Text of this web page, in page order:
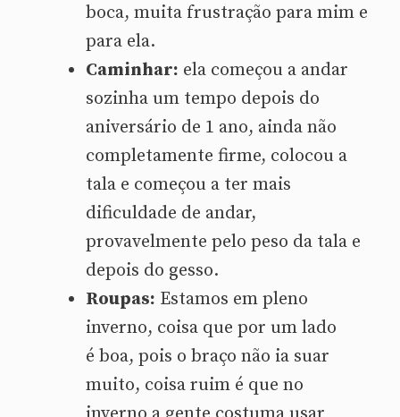
boca, muita frustração para mim e
para ela.
Caminhar: ela começou a andar
sozinha um tempo depois do
aniversário de 1 ano, ainda não
completamente firme, colocou a
tala e começou a ter mais
dificuldade de andar,
provavelmente pelo peso da tala e
depois do gesso.
Roupas: Estamos em pleno
inverno, coisa que por um lado
é boa, pois o braço não ia suar
muito, coisa ruim é que no